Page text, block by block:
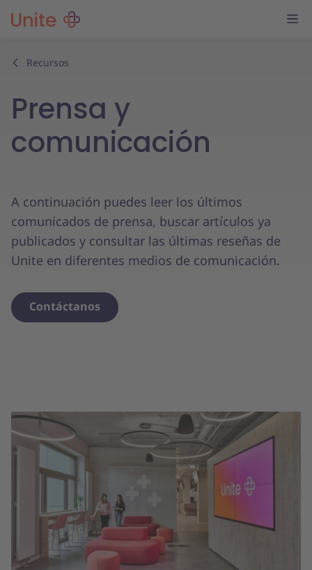
Recursos
Prensa y
comunicación
A continuación puedes leer los últimos
comunicados de prensa, buscar artículos ya
publicados y consultar las últimas reseñas de
Unite en diferentes medios de comunicación.
Contáctanos